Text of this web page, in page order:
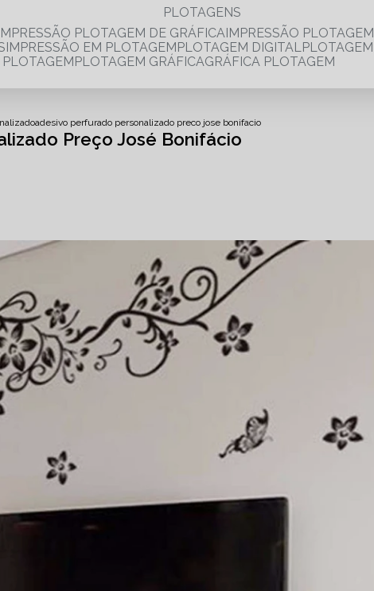
PLOTAGENS
IMPRESSÃO PLOTAGEM DE GRÁFICA IMPRESSÃO
IMPRESSÃO EM PLOTAGEM PLOTAGEM DIGITAL
PLOTAGEM PLOTAGEM GRÁFICA GRÁFICA PLOTAGEM
adesivo perfurado personalizado preco jose bonifacio
Preço José Bonifácio